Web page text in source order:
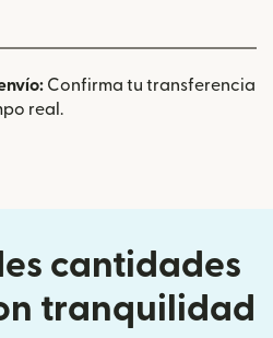
Confirma tu transferencia
real.
cantidades
tranquilidad